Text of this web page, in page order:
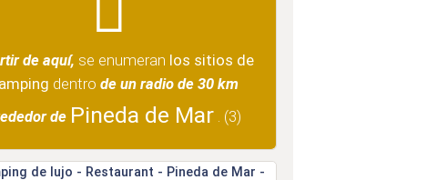
de aquí, se enumeran los sitios de
dentro de un radio de 30 km
de Pineda de Mar . (3)